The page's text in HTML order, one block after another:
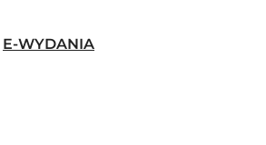
E-WYDANIA